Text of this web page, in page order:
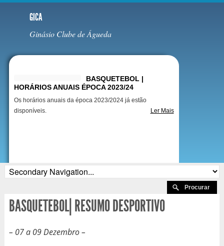
GICA
Ginásio Clube de Águeda
BASQUETEBOL |
HORÁRIOS ANUAIS ÉPOCA 2023/24
Os horários anuais da época 2023/2024 já estão
disponíveis.
Ler Mais
BASQUETEBOL| RESUMO DESPORTIVO
– 07 a 09 Dezembro –